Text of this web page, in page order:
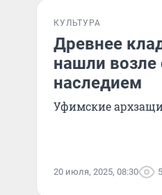
КУЛЬТУРА
Древнее
нашли возле
наследием
Уфимские
20 июля, 2025, 08:30